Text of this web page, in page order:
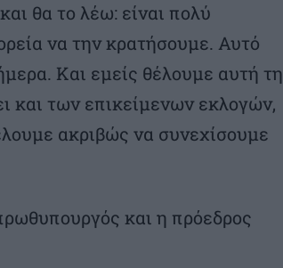
θα το λέω: είναι πολύ
να την κρατήσουμε. Αυτό
Και εμείς θέλουμε αυτή τη
και των επικείμενων εκλογών,
ακριβώς να συνεχίσουμε
και η πρόεδρος